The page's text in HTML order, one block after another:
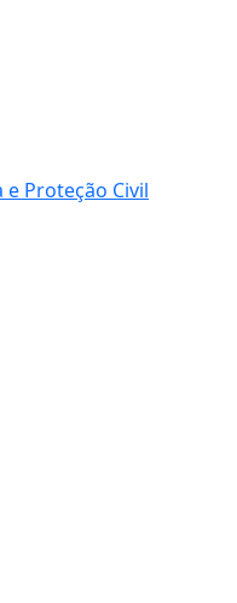
Proteção Civil